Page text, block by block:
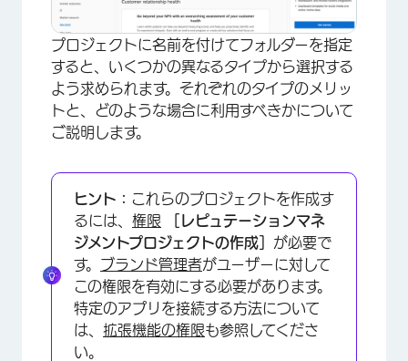
プロジェクトに名前を付けてフォルダーを指定
すると、いくつかの異なるタイプから選択する
よう求められます。それぞれのタイプのメリッ
トと、どのような場合に利用すべきかについて
ご説明します。
ヒント： これらのプロジェクトを作成す
るには、 権限
［レピュテーションマネ
ジメントプロジェクトの作成］ が必要で
す。 ブランド管理者がユーザーに対して
この権限を有効にする必要があります。
特定のアプリを接続する方法について
は、 拡張機能の権限も参照してくださ
い。